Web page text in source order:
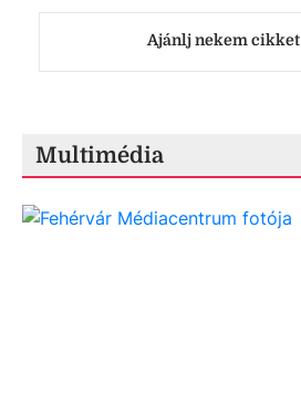
Ajánlj nekem cikket
Multimédia